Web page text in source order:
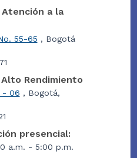
a la
55-65 , Bogotá
Rendimiento
- 06 , Bogotá,
presencial:
a.m. - 5:00 p.m.